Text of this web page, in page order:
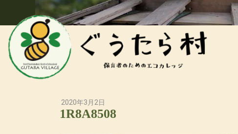
2020年3月2日
1R8A8508